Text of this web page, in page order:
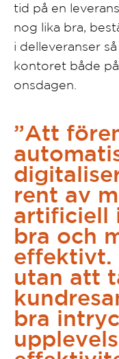
tid på en
nog lika bra,
i delleveranser
kontoret både
onsdagen.
”Att
rent av
artificiell
bra och
effektivt.
utan att
bra